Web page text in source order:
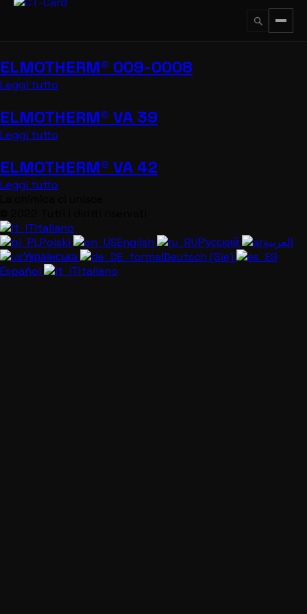
Vai
ELMOTHERM® 009-0008
Leggi tutto
ELMOTHERM® VA 39
Leggi tutto
ELMOTHERM® VA 42
Leggi tutto
Italiano
Polski
English Русский
العربية
Українська
Deutsch (Sie)
Español
Italiano